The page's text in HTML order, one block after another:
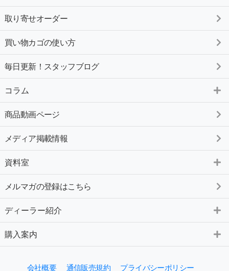
取り寄せオーダー
買い物カゴの使い方
毎日更新！スタッフブログ
コラム
商品動画ページ
メディア掲載情報
資料室
メルマガの登録はこちら
ディーラー紹介
購入案内
会社概要 通信販売規約 プライバシーポリシー